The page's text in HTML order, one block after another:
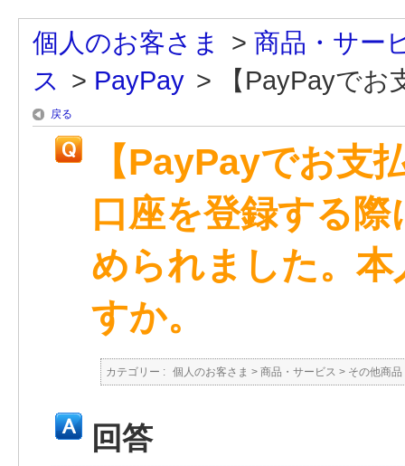
個人のお客さま > 商品・サー
ス > PayPay > 【PayPayで
戻る
【PayPayでお支
口座を登録する
められました。
すか。
カテゴリー : 個人のお客さま > 商品・サービス > その他商
回答